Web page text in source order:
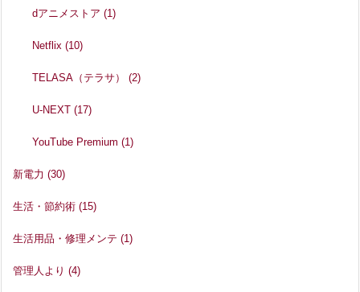
dアニメストア(1)
Netflix(10)
TELASA（テラサ）(2)
U-NEXT(17)
YouTube Premium(1)
新電力 (30)
生活・節約術 (15)
生活用品・修理メンテ (1)
管理人より (4)